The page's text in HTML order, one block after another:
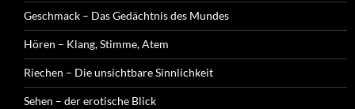
Geschmack – Das Gedächtnis des Mundes
Hören – Klang, Stimme, Atem
Riechen – Die unsichtbare Sinnlichkeit
Sehen – der erotische Blick